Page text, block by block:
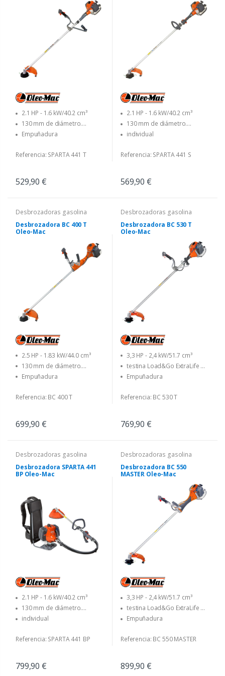
2.1 HP - 1.6 kW/40.2 cm³
130 mm de diámetro.
Cabezal Load&Go con
diámetro 3.00 mm. linea - 255
Empuñadura
Referencia: SPARTA 441 T
529,90 €
2.1 HP - 1.6 kW/40.2 cm³
130 mm de diámetro.
Cabezal Load&Go con
individual
Referencia: SPARTA 441 S
569,90 €
Desbrozadoras gasolina
Desbrozadora BC 400 T
Oleo-Mac
2.5 HP - 1.83 kW/44.0 cm³
130 mm de diámetro.
Cabezal Load&Go con
diámetro 3.00 mm. linea - 255
Empuñadura
Referencia: BC 400 T
699,90 €
Desbrozadoras gasolina
Desbrozadora BC 530 T
Oleo-Mac
3,3 HP - 2,4 kW/51.7 cm³
testina Load&Go ExtraLife Ø
130 mm (con rinforzo in
metallo) con filo Ø 3,0 mm -
Empuñadura
Referencia: BC 530 T
769,90 €
Desbrozadoras gasolina
Desbrozadora SPARTA 441
BP Oleo-Mac
2.1 HP - 1.6 kW/40.2 cm³
130 mm de diámetro.
Cabezal Load&Go con
individual
Referencia: SPARTA 441 BP
799,90 €
Desbrozadoras gasolina
Desbrozadora BC 550
MASTER Oleo-Mac
3,3 HP - 2,4 kW/51.7 cm³
testina Load&Go ExtraLife Ø
130 mm (con rinforzo in
metallo) con filo Ø 3,0 mm -
Empuñadura
Referencia: BC 550 MASTER
899,90 €